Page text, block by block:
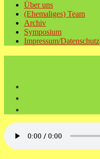
Über uns
(Ehemaliges) Team
Archiv
Symposium
Impressum/Datenschutz